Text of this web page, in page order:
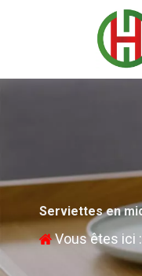
Serviettes en
Vous êtes ici :